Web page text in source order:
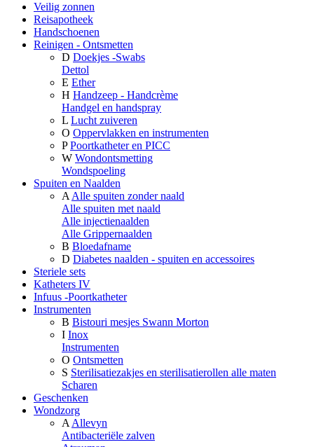
Veilig zonnen
Reisapotheek
Handschoenen
Reinigen - Ontsmetten
D Doekjes -Swabs
Dettol
E Ether
H Handzeep - Handcrème
Handgel en handspray
L Lucht zuiveren
O Oppervlakken en instrumenten
P Poortkatheter en PICC
W Wondontsmetting
Wondspoeling
Spuiten en Naalden
A Alle spuiten zonder naald
Alle spuiten met naald
Alle injectienaalden
Alle Grippernaalden
B Bloedafname
D Diabetes naalden - spuiten en accessoires
Steriele sets
Katheters IV
Infuus -Poortkatheter
Instrumenten
B Bistouri mesjes Swann Morton
I Inox
Instrumenten
O Ontsmetten
S Sterilisatiezakjes en sterilisatierollen alle maten
Scharen
Geschenken
Wondzorg
A Allevyn
Antibacteriële zalven